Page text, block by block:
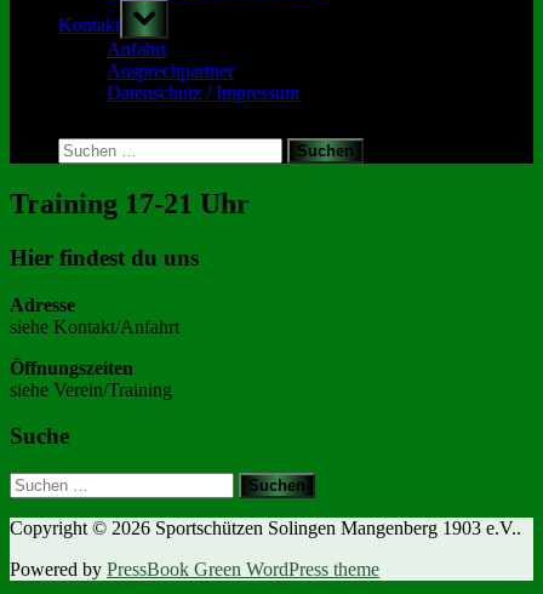
Kontakt
Toggle
sub-
menu
Anfahrt
Ansprechpartner
Datenschutz / Impressum
search
form
Suchen
nach:
Training 17-21 Uhr
Hier findest du uns
Adresse
siehe Kontakt/Anfahrt
Öffnungszeiten
siehe Verein/Training
Suche
Suchen
nach:
Copyright © 2026 Sportschützen Solingen Mangenberg 1903 e.V..
Powered by PressBook Green WordPress theme